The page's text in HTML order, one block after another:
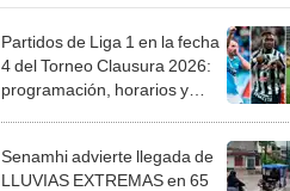
Partidos de Liga 1 en la fecha
4 del Torneo Clausura 2026:
programación, horarios y
Senamhi advierte llegada de
LLUVIAS EXTREMAS en 65